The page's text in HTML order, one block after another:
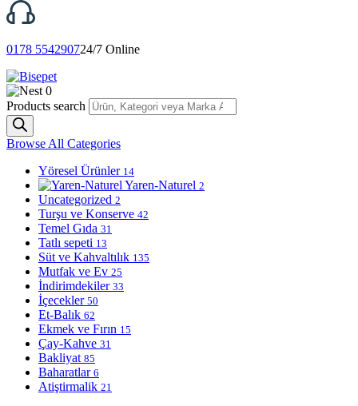
0178 554290724/7 Online
0
Products search
Browse All Categories
Yöresel Ürünler 14
Yaren-Naturel 2
Uncategorized 2
Turşu ve Konserve 42
Temel Gıda 31
Tatlı sepeti 13
Süt ve Kahvaltılık 135
Mutfak ve Ev 25
İndirimdekiler 33
İçecekler 50
Et-Balık 62
Ekmek ve Fırın 15
Çay-Kahve 31
Bakliyat 85
Baharatlar 6
Atiştirmalik 21